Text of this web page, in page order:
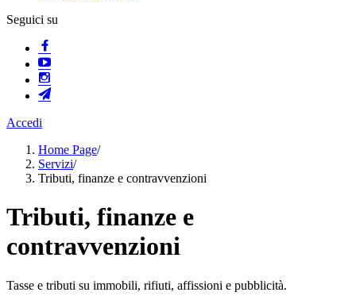
Seguici su
Accedi
Home Page/
Servizi/
Tributi, finanze e contravvenzioni
Tributi, finanze e
contravvenzioni
Tasse e tributi su immobili, rifiuti, affissioni e pubblicità.